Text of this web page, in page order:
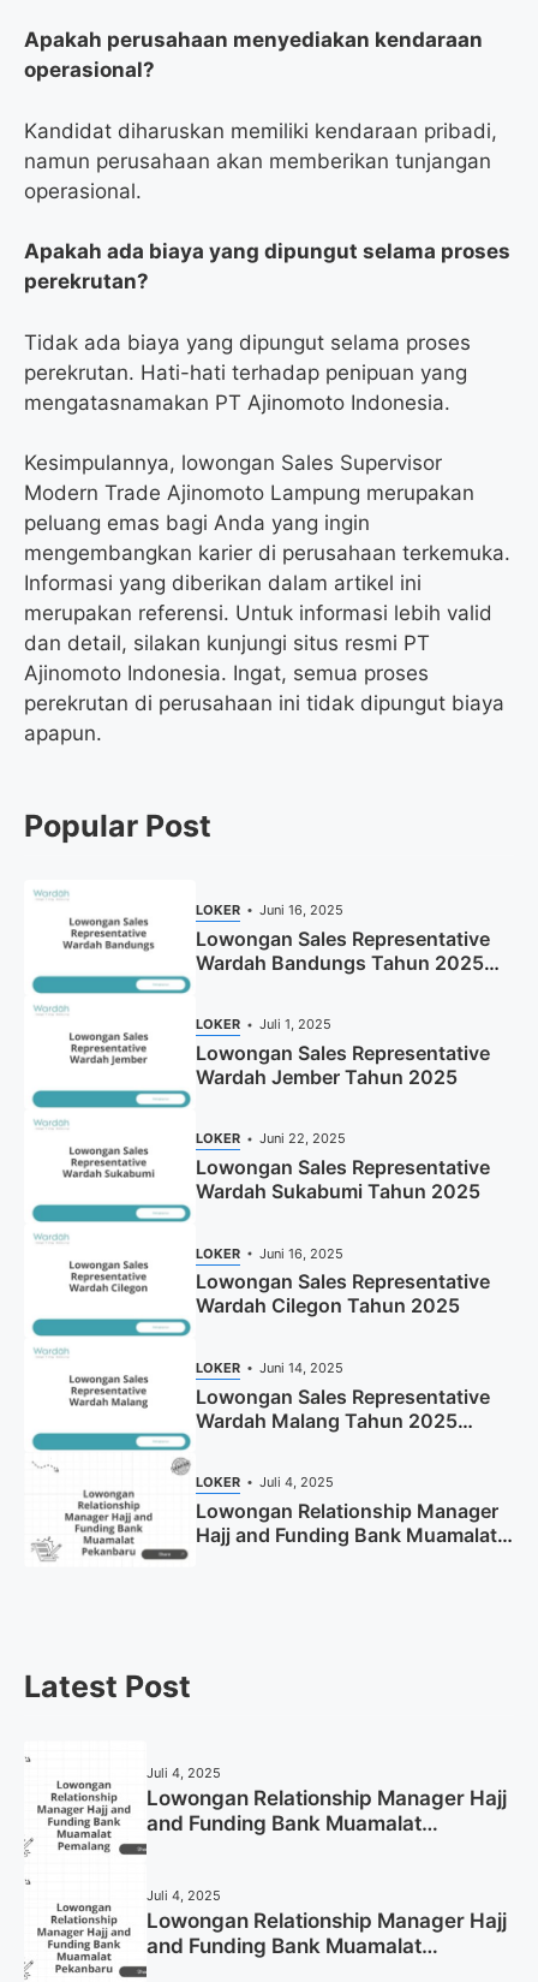
Apakah perusahaan menyediakan kendaraan
operasional?
Kandidat diharuskan memiliki kendaraan pribadi,
namun perusahaan akan memberikan tunjangan
operasional.
Apakah ada biaya yang dipungut selama proses
perekrutan?
Tidak ada biaya yang dipungut selama proses
perekrutan. Hati-hati terhadap penipuan yang
mengatasnamakan PT Ajinomoto Indonesia.
Kesimpulannya, lowongan Sales Supervisor
Modern Trade Ajinomoto Lampung merupakan
peluang emas bagi Anda yang ingin
mengembangkan karier di perusahaan terkemuka.
Informasi yang diberikan dalam artikel ini
merupakan referensi. Untuk informasi lebih valid
dan detail, silakan kunjungi situs resmi PT
Ajinomoto Indonesia. Ingat, semua proses
perekrutan di perusahaan ini tidak dipungut biaya
apapun.
Popular Post
LOKER Juni 16, 2025
Lowongan Sales Representative
Wardah Bandungs Tahun 2025
LOKER Juli 1, 2025
Lowongan Sales Representative
Wardah Jember Tahun 2025
LOKER Juni 22, 2025
Lowongan Sales Representative
Wardah Sukabumi Tahun 2025
LOKER Juni 16, 2025
Lowongan Sales Representative
Wardah Cilegon Tahun 2025
LOKER Juni 14, 2025
Lowongan Sales Representative
Wardah Malang Tahun 2025
LOKER Juli 4, 2025
Lowongan Relationship Manager
Hajj and Funding Bank Muamalat
Latest Post
Juli 4, 2025
Lowongan Relationship Manager Hajj
and Funding Bank Muamalat
Juli 4, 2025
Lowongan Relationship Manager Hajj
and Funding Bank Muamalat